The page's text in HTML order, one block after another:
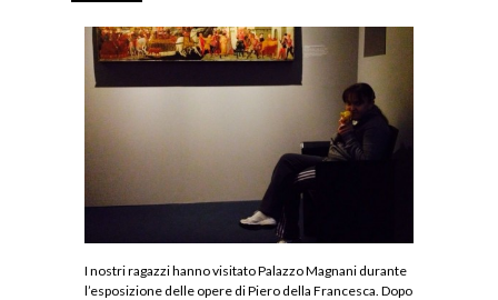
I nostri ragazzi hanno visitato Palazzo Magnani durante
l’esposizione delle opere di Piero della Francesca. Dopo